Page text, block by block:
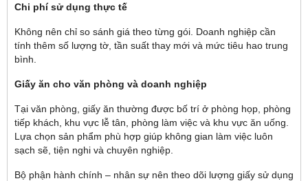
Chi phí sử dụng thực tế
Không nên chỉ so sánh giá theo từng gói. Doanh nghiệp cần
tính thêm số lượng tờ, tần suất thay mới và mức tiêu hao trung
bình.
Giấy ăn cho văn phòng và doanh nghiệp
Tại văn phòng, giấy ăn thường được bố trí ở phòng họp, phòng
tiếp khách, khu vực lễ tân, phòng làm việc và khu vực ăn uống.
Lựa chọn sản phẩm phù hợp giúp không gian làm việc luôn
sạch sẽ, tiện nghi và chuyên nghiệp.
Bộ phận hành chính – nhân sự nên theo dõi lượng giấy sử dụng